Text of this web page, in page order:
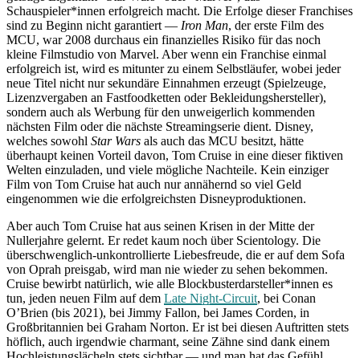
Schauspieler*innen erfolgreich macht. Die Erfolge dieser Franchises
sind zu Beginn nicht garantiert — Iron Man, der erste Film des
MCU, war 2008 durchaus ein finanzielles Risiko für das noch
kleine Filmstudio von Marvel. Aber wenn ein Franchise einmal
erfolgreich ist, wird es mitunter zu einem Selbstläufer, wobei jeder
neue Titel nicht nur sekundäre Einnahmen erzeugt (Spielzeuge,
Lizenzvergaben an Fastfoodketten oder Bekleidungshersteller),
sondern auch als Werbung für den unweigerlich kommenden
nächsten Film oder die nächste Streamingserie dient. Disney,
welches sowohl Star Wars als auch das MCU besitzt, hätte
überhaupt keinen Vorteil davon, Tom Cruise in eine dieser fiktiven
Welten einzuladen, und viele mögliche Nachteile. Kein einziger
Film von Tom Cruise hat auch nur annähernd so viel Geld
eingenommen wie die erfolgreichsten Disneyproduktionen.
Aber auch Tom Cruise hat aus seinen Krisen in der Mitte der
Nullerjahre gelernt. Er redet kaum noch über Scientology. Die
überschwenglich-unkontrollierte Liebesfreude, die er auf dem Sofa
von Oprah preisgab, wird man nie wieder zu sehen bekommen.
Cruise bewirbt natürlich, wie alle Blockbusterdarsteller*innen es
tun, jeden neuen Film auf dem Late Night-Circuit, bei Conan
O’Brien (bis 2021), bei Jimmy Fallon, bei James Corden, in
Großbritannien bei Graham Norton. Er ist bei diesen Auftritten stets
höflich, auch irgendwie charmant, seine Zähne sind dank einem